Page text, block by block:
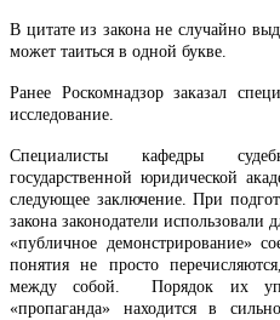
В цитате из закона не случайно
может таиться в одной букве.
Ранее Роскомнадзор заказал
исследование.
Специалисты кафедры
государственной юридической
следующее заключение. При
закона законодатели использовали
«публичное демонстрирование»
понятия не просто
между собой. Порядок их
«пропаганда» находится в